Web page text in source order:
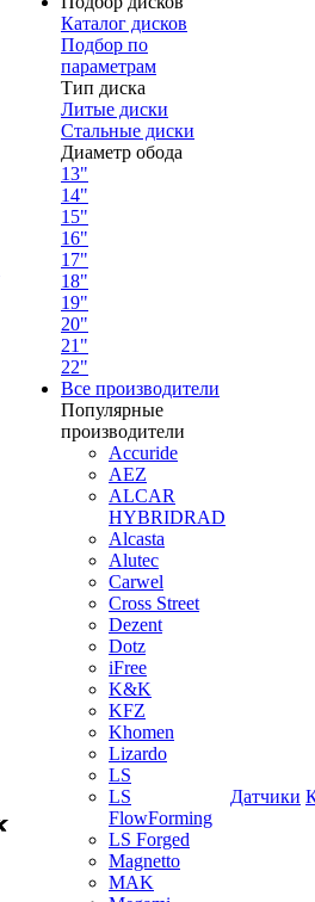
Каталог дисков
Подбор по
параметрам
Тип диска
Литые диски
Стальные диски
Диаметр обода
13"
14"
15"
16"
17"
18"
19"
20"
21"
22"
Все производители
Популярные
производители
Accuride
AEZ
ALCAR
HYBRIDRAD
Alcasta
Alutec
Carwel
Cross Street
Dezent
Dotz
iFree
K&K
KFZ
Khomen
Lizardo
LS
LS
FlowForming
LS Forged
Magnetto
MAK
Датчики